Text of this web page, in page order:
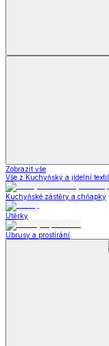
Zobrazit vše
Vše z Kuchyňský a jídelní textil
Kuchyňské zástěry a chňapky
Utěrky
Ubrusy a prostírání